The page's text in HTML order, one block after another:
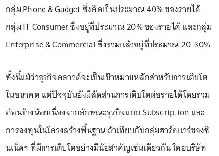
กลุ่ม Phone & Gadget ซึ่งคิดเป็นประมาณ 40% ของรายได้
กลุ่ม IT Consumer ซึ่งอยู่ที่ประมาณ 20% ของรายได้ และกลุ่ม
Enterprise & Commercial ซึ่งรวมแล้วอยู่ที่ประมาณ 20-30%
ทั้งนี้แม้ว่าธุรกิจคลาวด์จะเป็นเป้าหมายหลักสำหรับการเติบโต
ในอนาคต แต่ปัจจุบันยังมีสัดส่วนการเติบโตต่อรายได้โดยรวม
ค่อนข้างน้อยเนื่องจากลักษณะธุรกิจแบบ Subscription และ
การลงทุนในโครงสร้างพื้นฐาน ถ้าเทียบกับกลุ่มฮาร์ดแวร์ของซิ
นเน็คฯ ที่มีการเติบโตอย่างมีนัยสำคัญเช่นเดียวกัน โดยบริษัท